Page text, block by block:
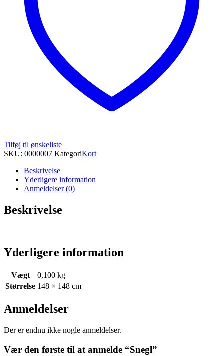
Tilføj til ønskeliste
SKU: 0000007 KategoriKort
Beskrivelse
Yderligere information
Anmeldelser (0)
Beskrivelse
Yderligere information
Vægt
0,100 kg
Størrelse 148 × 148 cm
Anmeldelser
Der er endnu ikke nogle anmeldelser.
Vær den første til at anmelde “Snegl”